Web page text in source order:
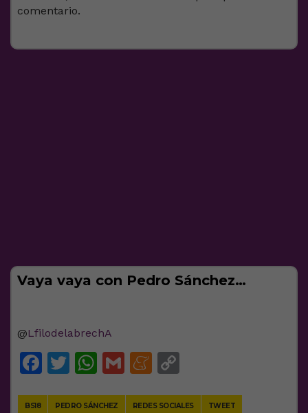
comentario.
Vaya vaya con Pedro Sánchez…
@LfilodelabrechA
Facebook
Twitter
WhatsApp
GmailMeneame
BS18 PEDRO SÁNCHEZ REDES SOCIALES TWEET